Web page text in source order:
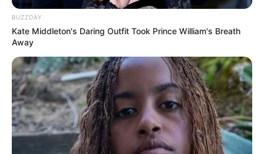
BUZZDAY
Kate Middleton's Daring Outfit Took Prince William's Breath
Away